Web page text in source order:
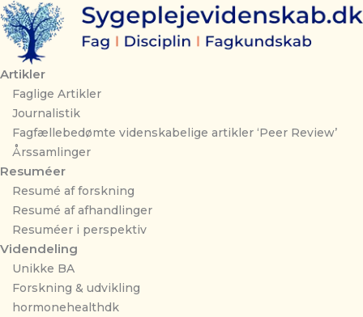
Gå
til
indholdet
Artikler
Faglige Artikler
Journalistik
Fagfællebedømte videnskabelige artikler ‘Peer Review’
Årssamlinger
Resuméer
Resumé af forskning
Resumé af afhandlinger
Resuméer i perspektiv
Videndeling
Unikke BA
Forskning & udvikling
hormonehealthdk